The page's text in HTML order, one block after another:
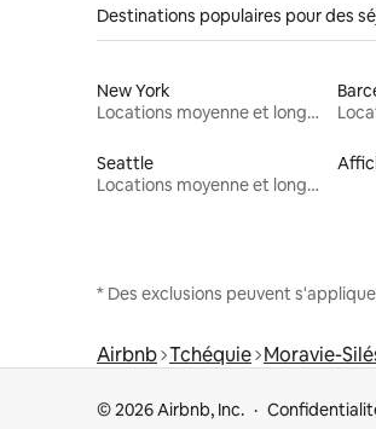
Destinations populaires pour des
New York
Locations moyenne et longue durée
Seattle
Locations moyenne et longue durée
* Des exclusions peuvent
Airbnb Tchéquie Moravie-
© 2026 Airbnb, Inc.